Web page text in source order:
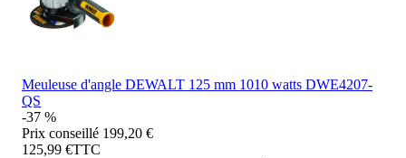
Meuleuse d'angle DEWALT 125 mm 1010 watts DWE4207-
QS
-37 %
Prix conseillé 199,20 €
125,99 €TTC